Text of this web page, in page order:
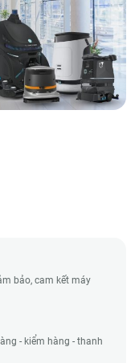
bảo, cam kết máy
- kiểm hàng - thanh